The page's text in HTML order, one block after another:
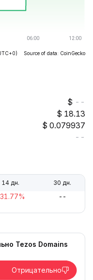
Source of data: CoinGecko
--
18.13
0.079937
--
14 дн. 30 дн.
--
Tezos Domains
Отрицательно